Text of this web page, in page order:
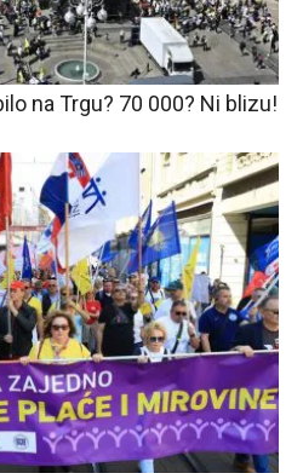
na Trgu? 70 000? Ni blizu!